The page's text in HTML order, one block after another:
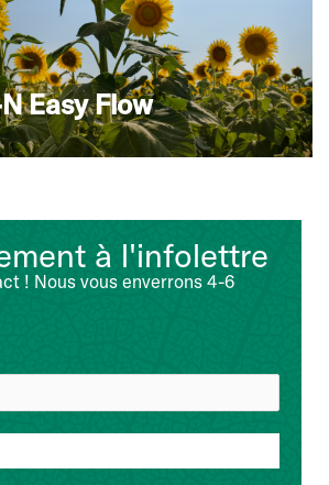
Easy Flow
à l'infolettre
! Nous vous enverrons 4-6